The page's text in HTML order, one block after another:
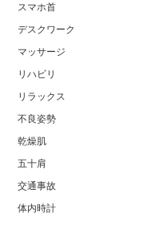
スマホ首
デスクワーク
マッサージ
リハビリ
リラックス
不良姿勢
乾燥肌
五十肩
交通事故
体内時計